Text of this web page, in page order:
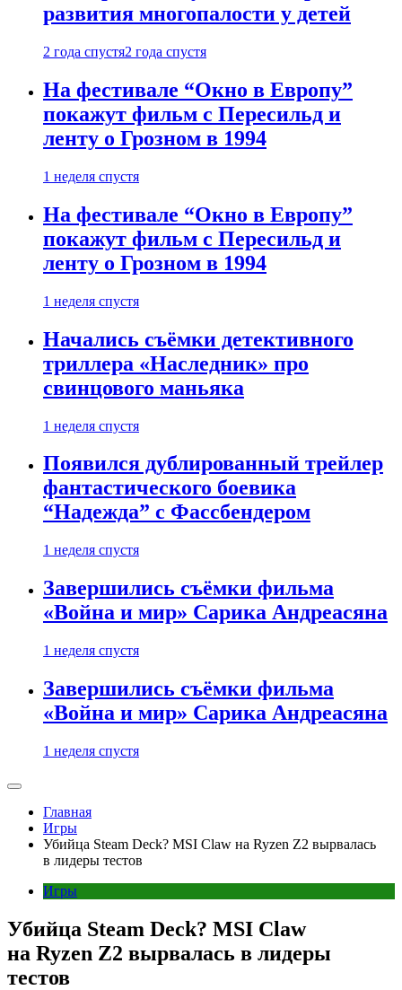
развития многопалости у детей
2 года спустя2 года спустя
На фестивале “Окно в Европу”
покажут фильм с Пересильд и
ленту о Грозном в 1994
1 неделя спустя
На фестивале “Окно в Европу”
покажут фильм с Пересильд и
ленту о Грозном в 1994
1 неделя спустя
Начались съёмки детективного
триллера «Наследник» про
свинцового маньяка
1 неделя спустя
Появился дублированный трейлер
фантастического боевика
“Надежда” с Фассбендером
1 неделя спустя
Завершились съёмки фильма
«Война и мир» Сарика Андреасяна
1 неделя спустя
Завершились съёмки фильма
«Война и мир» Сарика Андреасяна
1 неделя спустя
Главная
Игры
Убийца Steam Deck? MSI Claw на Ryzen Z2 вырвалась
в лидеры тестов
Игры
Убийца Steam Deck? MSI Claw
на Ryzen Z2 вырвалась в лидеры
тестов